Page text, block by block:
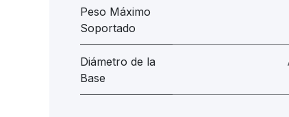
Peso Máximo
Soportado
Diámetro de la
Base